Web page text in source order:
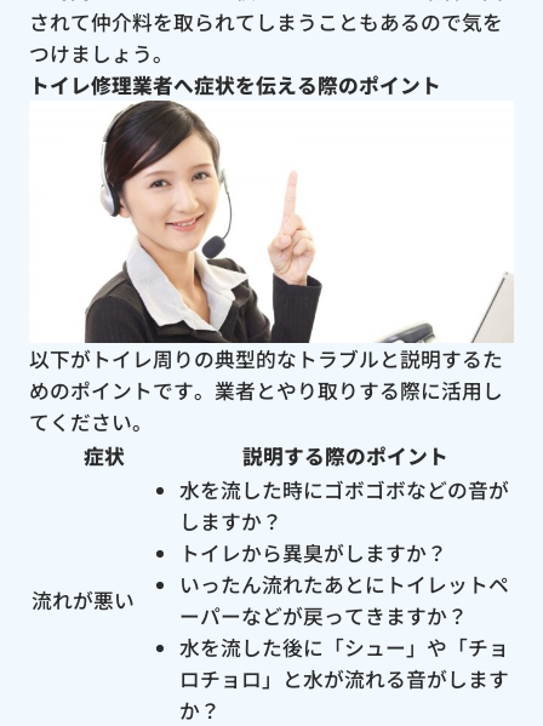
されて仲介料を取られてしまうこともあるので気を
つけましょう。
トイレ修理業者へ症状を伝える際のポイント
以下がトイレ周りの典型的なトラブルと説明するた
めのポイントです。業者とやり取りする際に活用し
てください。
症状
説明する際のポイント
流れが悪い
水を流した時にゴボゴボなどの音が
しますか？
トイレから異臭がしますか？
いったん流れたあとにトイレットペ
ーパーなどが戻ってきますか？
水を流した後に「シュー」や「チョ
ロチョロ」と水が流れる音がします
か？